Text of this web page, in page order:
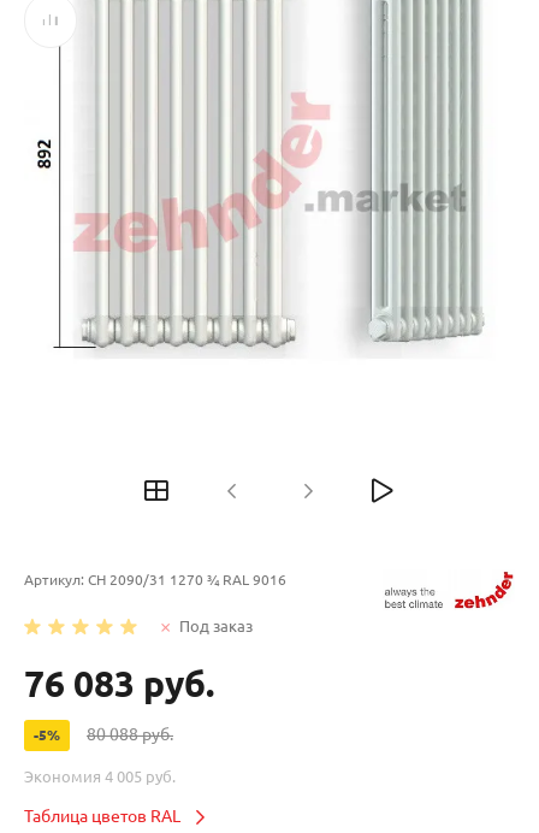
Артикул: CH 2090/31 1270 ¾ RAL 9016
Под заказ
76 083 руб.
-5% 80 088 руб.
Экономия 4 005 руб.
Таблица цветов RAL